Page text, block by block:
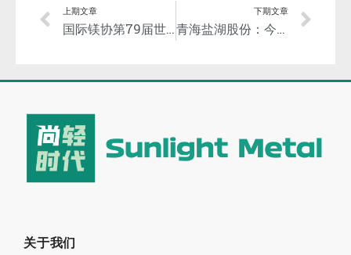
上期文章
国际镁协第79届世界镁业大会日程公布！可在线参会，报名开始！
下期文章
青海盐湖股份：今年上半年净利润90亿元至94亿元！子公司特立镁在长三角布局！
关于我们